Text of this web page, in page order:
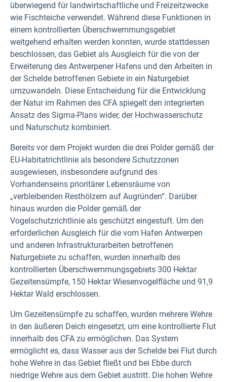
überwiegend für landwirtschaftliche und Freizeitzwecke
wie Fischteiche verwendet. Während diese Funktionen in
einem kontrollierten Überschwemmungsgebiet
weitgehend erhalten werden konnten, wurde stattdessen
beschlossen, das Gebiet als Ausgleich für die von der
Erweiterung des Antwerpener Hafens und den Arbeiten in
der Schelde betroffenen Gebiete in ein Naturgebiet
umzuwandeln. Diese Entscheidung für die Entwicklung
der Natur im Rahmen des CFA spiegelt den integrierten
Ansatz des Sigma-Plans wider, der Hochwasserschutz
und Naturschutz kombiniert.
Bereits vor dem Projekt wurden die drei Polder gemäß der
EU-Habitatrichtlinie als besondere Schutzzonen
ausgewiesen, insbesondere aufgrund des
Vorhandenseins prioritärer Lebensräume von
„verbleibenden Resthölzern auf Augründen“. Darüber
hinaus wurden die Polder gemäß der
Vogelschutzrichtlinie als geschützt eingestuft. Um den
erforderlichen Ausgleich für die vom Hafen Antwerpen
und anderen Infrastrukturarbeiten betroffenen
Naturgebiete zu schaffen, wurden innerhalb des
kontrollierten Überschwemmungsgebiets 300 Hektar
Gezeitensümpfe, 150 Hektar Wiesenvogelfläche und 91,9
Hektar Wald erschlossen.
Um Gezeitensümpfe zu schaffen, wurden mehrere Wehre
in den äußeren Deich eingesetzt, um eine kontrollierte Flut
innerhalb des CFA zu ermöglichen. Das System
ermöglicht es, dass Wasser aus der Schelde bei Flut durch
hohe Wehre in das Gebiet fließt und bei Ebbe durch
niedrige Wehre aus dem Gebiet austritt. Die hohen Wehre